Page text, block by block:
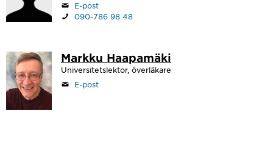
E-post
090-786 98 48
Markku Haapamäki
Universitetslektor, överläkare
E-post